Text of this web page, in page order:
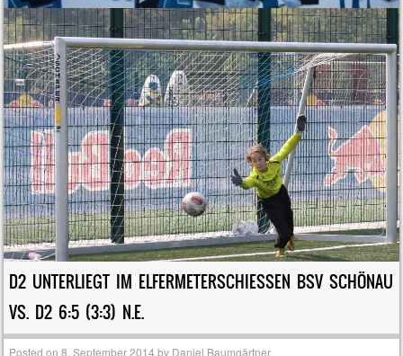
D2 UNTERLIEGT IM ELFERMETERSCHIESSEN BSV SCHÖNAU V
S. D2 6:5 (3:3) N.E.
Posted on8. September 2014 by Daniel Baumgärtner